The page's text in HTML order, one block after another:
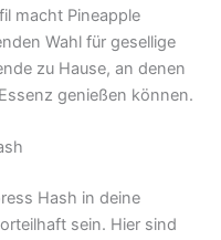
macht Pineapple
Wahl für gesellige
zu Hause, an denen
genießen können.
Hash in deine
sein. Hier sind